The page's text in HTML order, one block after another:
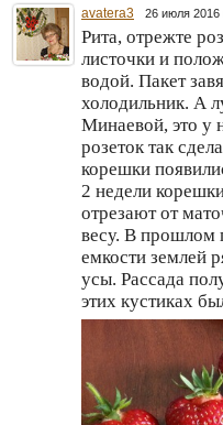
avatera3 26 июля 2016
Рита, отрежте
листочки и
водой. Пакет
холодильник. А
Минаевой, это у
розеток так
корешки
2 недели
отрезают от
весу. В прошлом
емкости землей
усы. Рассада
этих кустиках